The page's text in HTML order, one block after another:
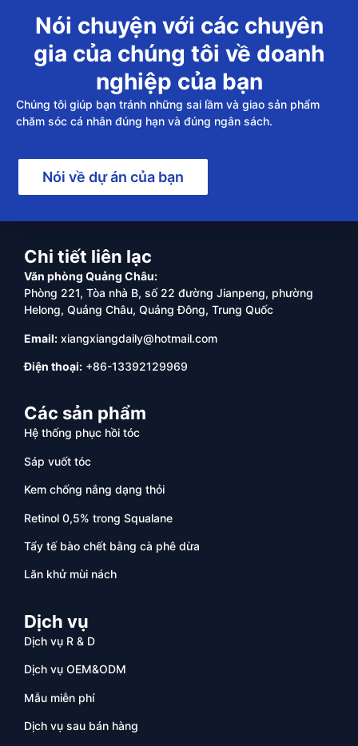
Nói chuyện với các chuyên
gia của chúng tôi về doanh
nghiệp của bạn
Chúng tôi giúp bạn tránh những sai lầm và giao sản phẩm
chăm sóc cá nhân đúng hạn và đúng ngân sách.
Nói về dự án của bạn
Chi tiết liên lạc
Văn phòng Quảng Châu:
Phòng 221, Tòa nhà B, số 22 đường Jianpeng, phường
Helong, Quảng Châu, Quảng Đông, Trung Quốc
Email: xiangxiangdaily@hotmail.com
Điện thoại: +86-13392129969
Các sản phẩm
Hệ thống phục hồi tóc
Sáp vuốt tóc
Kem chống nắng dạng thỏi
Retinol 0,5% trong Squalane
Tẩy tế bào chết bằng cà phê dừa
Lăn khử mùi nách
Dịch vụ
Dịch vụ R & D
Dịch vụ OEM&ODM
Mẫu miễn phí
Dịch vụ sau bán hàng